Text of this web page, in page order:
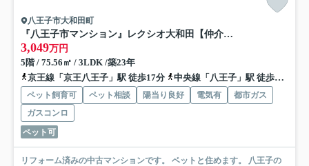
八王子市大和田町
『八王子市マンション』レクシオ大和田【仲介手数料無料】 八王子市大和田町7-18-3
3,049万円
5階 / 75.56㎡ / 3LDK /築23年
京王線「京王八王子」駅 徒歩17分
中央線「八王子」駅 徒歩21分
ペット飼育可 ペット相談 陽当り良好 電気有
都市ガス
ガスコンロ
ペット可
リフォーム済みの中古マンションです。 ベットと住めます。 八王子の